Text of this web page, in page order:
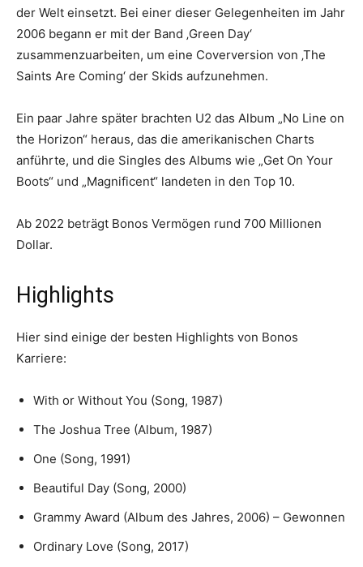
der Welt einsetzt. Bei einer dieser Gelegenheiten im Jahr
2006 begann er mit der Band ‚Green Day‘
zusammenzuarbeiten, um eine Coverversion von ‚The
Saints Are Coming‘ der Skids aufzunehmen.
Ein paar Jahre später brachten U2 das Album „No Line on
the Horizon“ heraus, das die amerikanischen Charts
anführte, und die Singles des Albums wie „Get On Your
Boots“ und „Magnificent“ landeten in den Top 10.
Ab 2022 beträgt Bonos Vermögen rund 700 Millionen
Dollar.
Highlights
Hier sind einige der besten Highlights von Bonos
Karriere:
With or Without You (Song, 1987)
The Joshua Tree (Album, 1987)
One (Song, 1991)
Beautiful Day (Song, 2000)
Grammy Award (Album des Jahres, 2006) – Gewonnen
Ordinary Love (Song, 2017)